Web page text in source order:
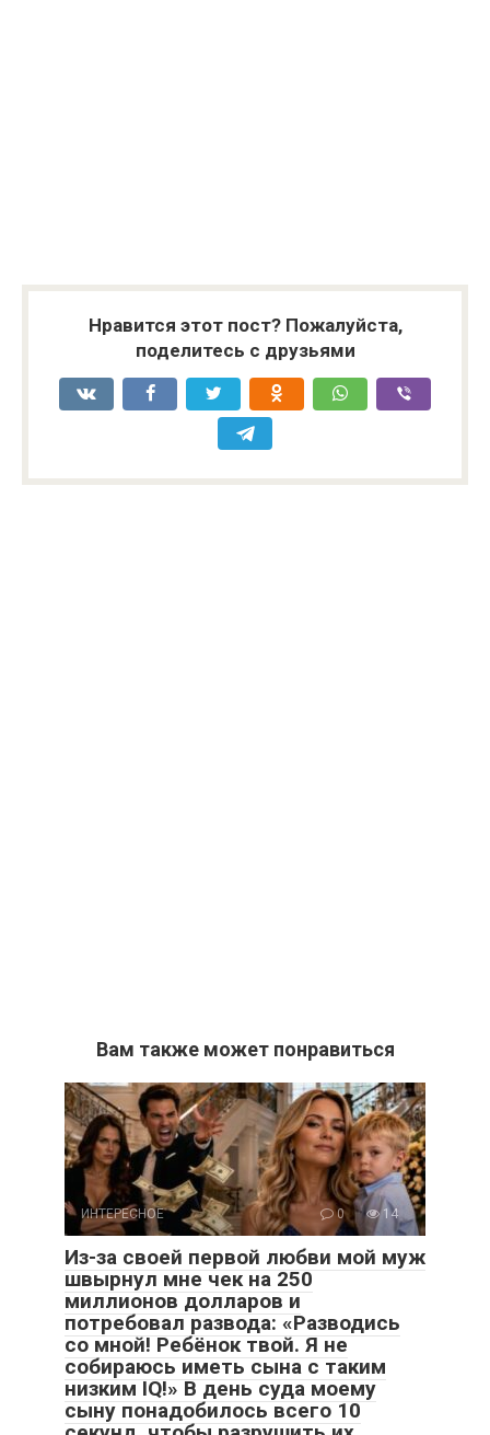
Нравится этот пост? Пожалуйста,
поделитесь с друзьями
Вам также может понравиться
ИНТЕРЕСНОЕ 0 14
Из-за своей первой любви мой муж
швырнул мне чек на 250
миллионов долларов и
потребовал развода: «Разводись
со мной! Ребёнок твой. Я не
собираюсь иметь сына с таким
низким IQ!» В день суда моему
сыну понадобилось всего 10